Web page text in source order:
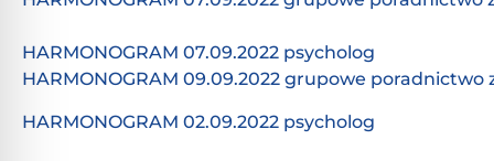
HARMONOGRAM 07.09.2022 psycholog
HARMONOGRAM 09.09.2022 grupowe poradnictwo
HARMONOGRAM 02.09.2022 psycholog